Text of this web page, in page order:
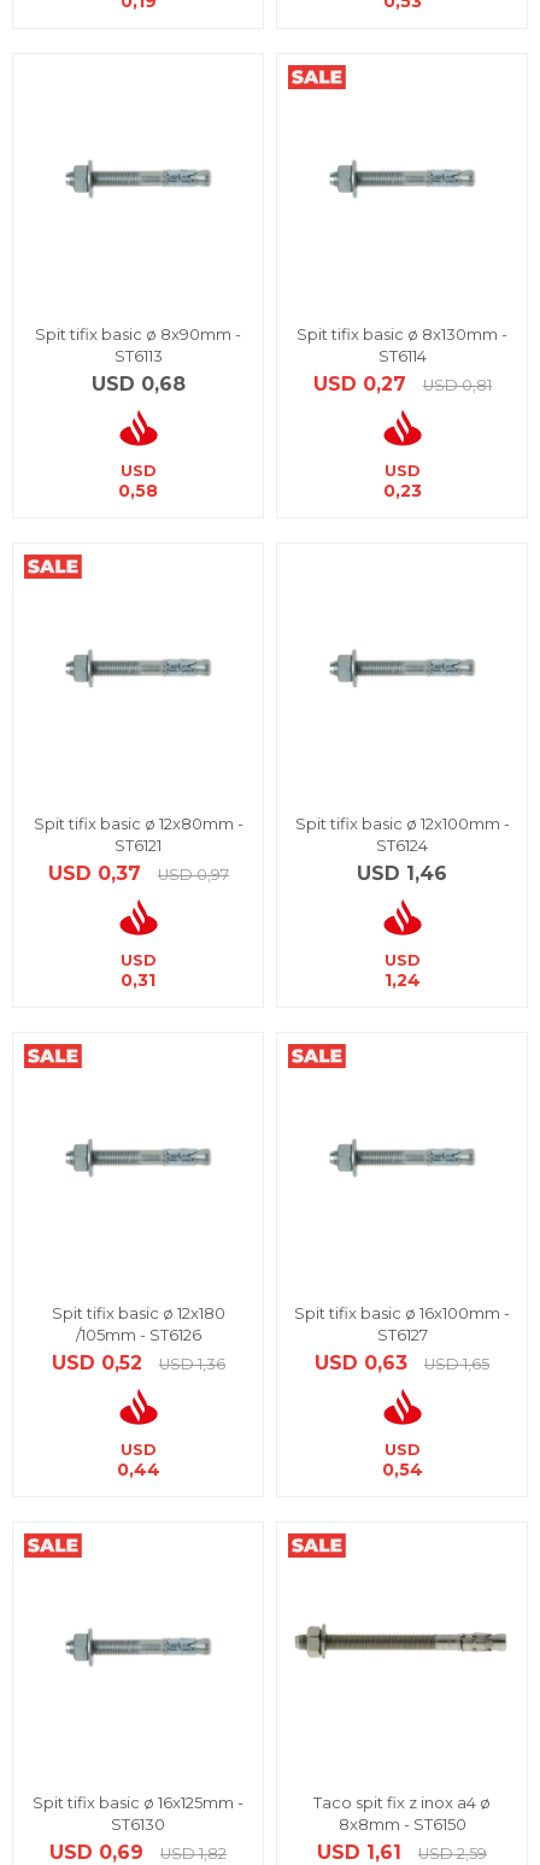
Spit tifix basic ø 8x90mm -
ST6113
USD 0,68
USD
0,58
Spit tifix basic ø 8x130mm -
ST6114
USD 0,27 USD 0,81
USD
0,23
Spit tifix basic ø 12x80mm -
ST6121
USD 0,37 USD 0,97
USD
0,31
Spit tifix basic ø 12x100mm -
ST6124
USD 1,46
USD
1,24
Spit tifix basic ø 12x180
/105mm - ST6126
USD 0,52 USD 1,36
USD
0,44
Spit tifix basic ø 16x100mm -
ST6127
USD 0,63 USD 1,65
USD
0,54
Spit tifix basic ø 16x125mm -
ST6130
USD 0,69 USD 1,82
Taco spit fix z inox a4 ø
8x8mm - ST6150
USD 1,61 USD 2,59